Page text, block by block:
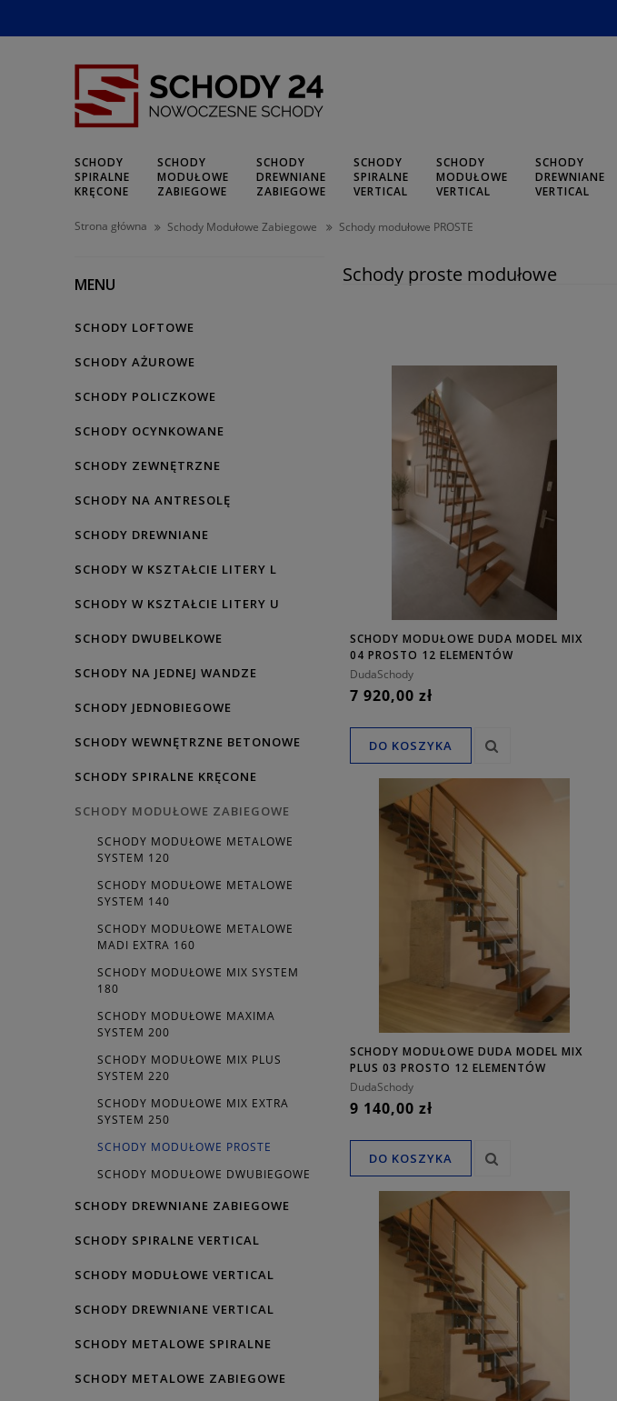
SCHODY
SPIRALNE
KRĘCONE
SCHODY
MODUŁOWE
ZABIEGOWE
SCHODY
DREWNIANE
ZABIEGOWE
SCHODY
SPIRALNE
VERTICAL
SCHODY
MODUŁOWE
VERTICAL
SCHODY
DREWNIANE
VERTICAL
Strona główna Schody Modułowe Zabiegowe Schody modułowe PROSTE
MENU
SCHODY LOFTOWE
SCHODY AŻUROWE
SCHODY POLICZKOWE
SCHODY OCYNKOWANE
SCHODY ZEWNĘTRZNE
SCHODY NA ANTRESOLĘ
SCHODY DREWNIANE
SCHODY W KSZTAŁCIE LITERY L
SCHODY W KSZTAŁCIE LITERY U
SCHODY DWUBELKOWE
SCHODY NA JEDNEJ WANDZE
SCHODY JEDNOBIEGOWE
SCHODY WEWNĘTRZNE BETONOWE
SCHODY SPIRALNE KRĘCONE
SCHODY MODUŁOWE ZABIEGOWE
SCHODY MODUŁOWE METALOWE
SYSTEM 120
SCHODY MODUŁOWE METALOWE
SYSTEM 140
SCHODY MODUŁOWE METALOWE
MADI EXTRA 160
SCHODY MODUŁOWE MIX SYSTEM
180
SCHODY MODUŁOWE MAXIMA
SYSTEM 200
SCHODY MODUŁOWE MIX PLUS
SYSTEM 220
SCHODY MODUŁOWE MIX EXTRA
SYSTEM 250
SCHODY MODUŁOWE PROSTE
SCHODY MODUŁOWE DWUBIEGOWE
SCHODY DREWNIANE ZABIEGOWE
SCHODY SPIRALNE VERTICAL
SCHODY MODUŁOWE VERTICAL
SCHODY DREWNIANE VERTICAL
SCHODY METALOWE SPIRALNE
SCHODY METALOWE ZABIEGOWE
Schody proste modułowe
SCHODY MODUŁOWE DUDA MODEL MIX
04 PROSTO 12 ELEMENTÓW
DudaSchody
7 920,00 zł
DO KOSZYKA
SCHODY MODUŁOWE DUDA MODEL MIX
PLUS 03 PROSTO 12 ELEMENTÓW
DudaSchody
9 140,00 zł
DO KOSZYKA